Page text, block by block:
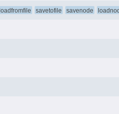
loadfromfile savetofile savenode